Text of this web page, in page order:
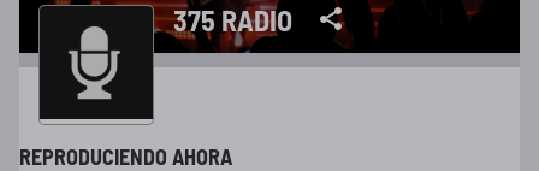
375 RADIO
REPRODUCIENDO AHORA